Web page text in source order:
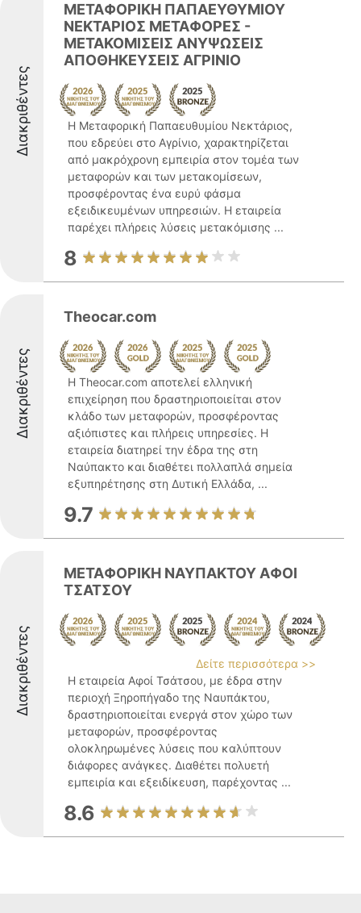
Διακριθέντες
ΜΕΤΑΦΟΡΙΚΗ ΠΑΠΑΕΥΘΥΜΙΟΥ
ΝΕΚΤΑΡΙΟΣ ΜΕΤΑΦΟΡΕΣ -
ΜΕΤΑΚΟΜΙΣΕΙΣ ΑΝΥΨΩΣΕΙΣ
ΑΠΟΘΗΚΕΥΣΕΙΣ ΑΓΡΙΝΙΟ
Η Μεταφορική Παπαευθυμίου Νεκτάριος,
που εδρεύει στο Αγρίνιο, χαρακτηρίζεται
από μακρόχρονη εμπειρία στον τομέα των
μεταφορών και των μετακομίσεων,
προσφέροντας ένα ευρύ φάσμα
εξειδικευμένων υπηρεσιών. Η εταιρεία
παρέχει πλήρεις λύσεις μετακόμισης ...
8
Διακριθέντες
Theocar.com
Η Theocar.com αποτελεί ελληνική
επιχείρηση που δραστηριοποιείται στον
κλάδο των μεταφορών, προσφέροντας
αξιόπιστες και πλήρεις υπηρεσίες. Η
εταιρεία διατηρεί την έδρα της στη
Ναύπακτο και διαθέτει πολλαπλά σημεία
εξυπηρέτησης στη Δυτική Ελλάδα, ...
9.7
Διακριθέντες
ΜΕΤΑΦΟΡΙΚΗ ΝΑΥΠΑΚΤΟΥ ΑΦΟΙ
ΤΣΑΤΣΟΥ
Δείτε περισσότερα >>
Η εταιρεία Αφοί Τσάτσου, με έδρα στην
περιοχή Ξηροπήγαδο της Ναυπάκτου,
δραστηριοποιείται ενεργά στον χώρο των
μεταφορών, προσφέροντας
ολοκληρωμένες λύσεις που καλύπτουν
διάφορες ανάγκες. Διαθέτει πολυετή
εμπειρία και εξειδίκευση, παρέχοντας ...
8.6